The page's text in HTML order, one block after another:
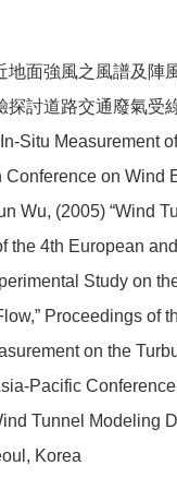
面強風之風譜及
討道路交通廢氣
Situ Measurement
on
Wu, (2005) “Wind
the 4th European
Study on
Proceedings
on the
Pacific
Tunnel Modeling
Korea